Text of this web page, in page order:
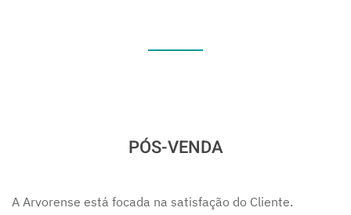
PÓS-VENDA
A Arvorense está focada na satisfação do Cliente.